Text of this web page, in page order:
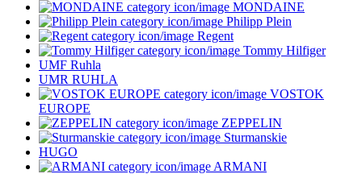
MONDAINE
Philipp Plein
Regent
Tommy Hilfiger
UMF Ruhla
UMR RUHLA
VOSTOK
EUROPE
ZEPPELIN
Sturmanskie
HUGO
ARMANI